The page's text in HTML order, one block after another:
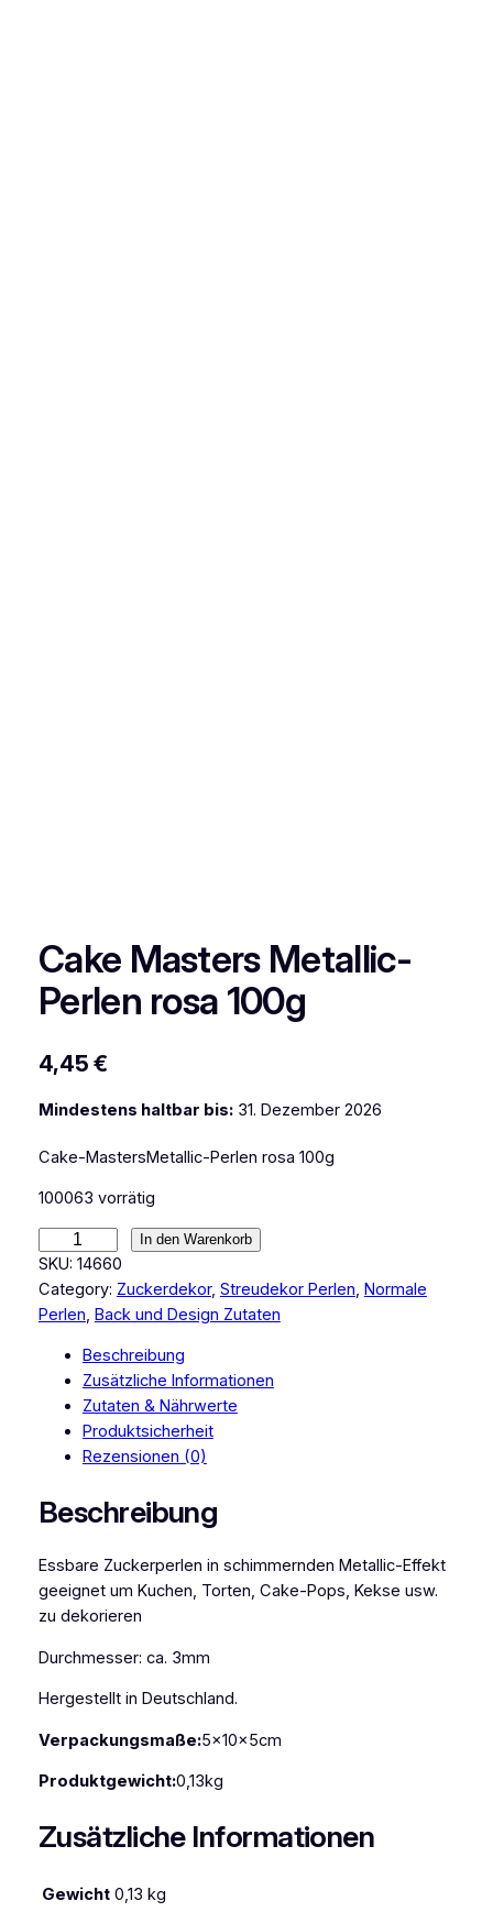
Cake Masters Metallic-
Perlen rosa 100g
4,45 €
Mindestens haltbar bis:31. Dezember 2026
Cake-MastersMetallic-Perlen rosa 100g
100063 vorrätig
a
k
e
M
t
a
l
i
c
P
e
e
In den Warenkorb
SKU: 14660
Category: Zuckerdekor, Streudekor Perlen, Normale
Perlen, Back und Design Zutaten
Beschreibung
Zusätzliche Informationen
Zutaten & Nährwerte
Produktsicherheit
Rezensionen (0)
Beschreibung
Essbare Zuckerperlen in schimmernden Metallic-Effekt
geeignet um Kuchen, Torten, Cake-Pops, Kekse usw.
zu dekorieren
Durchmesser: ca. 3mm
Hergestellt in Deutschland.
Verpackungsmaße:5x10x5cm
Produktgewicht:0,13kg
Zusätzliche Informationen
Gewicht 0,13 kg